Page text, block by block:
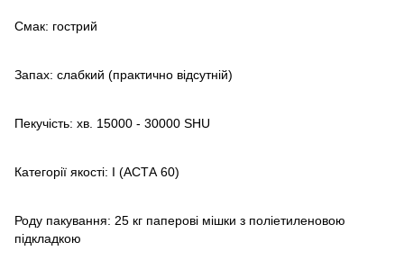
Смак: гострий
Запах: слабкий (практично відсутній)
Пекучість: хв. 15000 - 30000 SHU
Категорії якості: I (АСТА 60)
Роду пакування: 25 кг паперові мішки з поліетиленовою
підкладкою